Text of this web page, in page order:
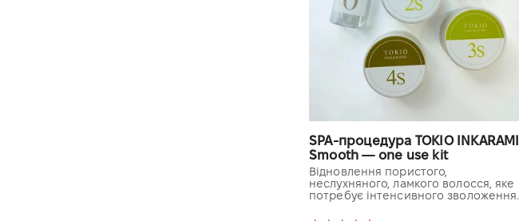
SPA-процедура TOKIO INKARAMI
Smooth — one use kit
Відновлення пористого,
неслухняного, ламкого волосся, яке
потребує інтенсивного зволоження.